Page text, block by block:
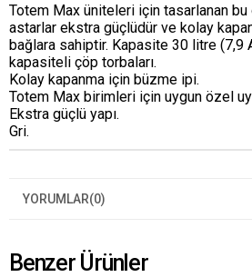
Totem Max üniteleri için tasarlanan bu
astarlar ekstra güçlüdür ve kolay
bağlara sahiptir. Kapasite 30 litre (7,9
kapasiteli çöp torbaları.
Kolay kapanma için büzme ipi.
Totem Max birimleri için uygun özel
Ekstra güçlü yapı.
Gri.
YORUMLAR(0)
Benzer Ürünler